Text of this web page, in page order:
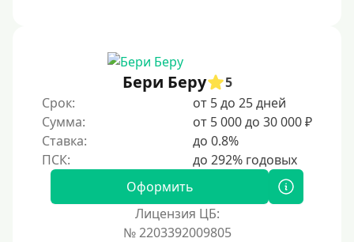
Бери Беру
5
Срок:
от 5 до 25 дней
Сумма:
от 5 000 до 30 000 ₽
Ставка:
до 0.8%
Оформить
Лицензия ЦБ:
№ 2203392009805